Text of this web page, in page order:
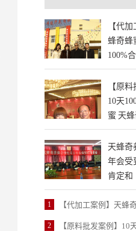
【代
蜂奇蜂
100%
【原料
10天
蜜 天
天蜂奇
年会受
肯定和
1
2